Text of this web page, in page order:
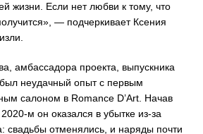
жизни. Если нет любви к тому, что
— подчеркивает Ксения
амбассадора проекта, выпускника
неудачный опыт с первым
салоном в Romance D’Art. Начав
м он оказался в убытке из-за
свадьбы отменялись, и наряды почти